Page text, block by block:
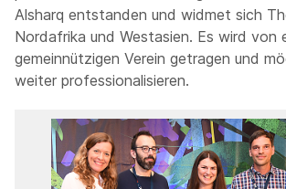
Alsharq entstanden und widmet sich
Nordafrika und Westasien. Es wird von
gemeinnützigen Verein getragen und
weiter professionalisieren.